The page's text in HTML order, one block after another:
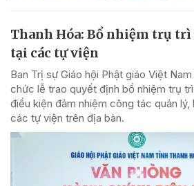
Thanh Hóa: Bổ nhiệm trụ trì
tại các tự viện
Ban Trị sự Giáo hội Phật giáo Việt
chức lễ trao quyết định bổ nhiệm trụ
điều kiện đảm nhiệm công tác quản
các tự viện trên địa bàn.